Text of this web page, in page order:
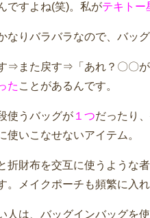
ですよね(笑)。私がテキトー
なりバラバラなので、バッ
⇒また戻す⇒「あれ？〇〇
た ことがあるんです。
使うバッグが １つだったり
使いこなせないアイテム。
折財布を交互に使うような
。メイクポーチも頻繁に入
人は、バッグインバッグを